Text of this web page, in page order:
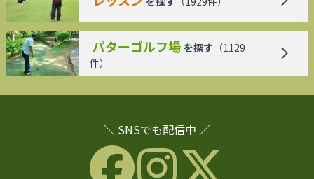
パターゴルフ場 を探す （1129
件）
＼ SNSでも配信中 ／